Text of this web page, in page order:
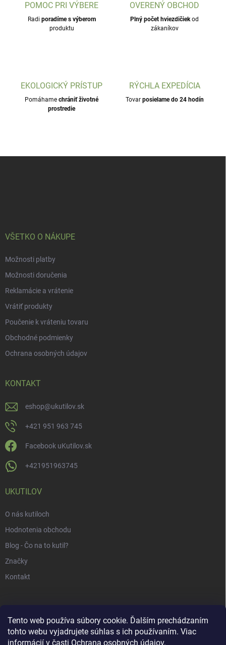
Tento web používa súbory cookie. Ďalším prechádzaním
tohto webu vyjadrujete súhlas s ich používaním. Viac
informácií v časti Ochrana osobných údajov.
POMOC PRI VÝBERE
Radi poradíme s výberom
produktu
OVERENÝ OBCHOD
Plný počet hviezdičiekod
zákaníkov
EKOLOGICKÝ PRÍSTUP
Pomáhame chrániť životné
prostredie
RÝCHLA EXPEDÍCIA
Tovar posielame do 24 hodín
VŠETKO O NÁKUPE
Možnosti platby
Možnosti doručenia
Reklamácie a vrátenie
Vrátiť produkty
Poučenie k vráteniu tovaru
Obchodné podmienky
Ochrana osobných údajov
KONTAKT
eshop@ukutilov.sk
+421 951 963 745
Facebook uKutilov.sk
+421951963745
UKUTILOV
O nás kutiloch
Hodnotenia obchodu
Blog - Čo na to kutil?
Značky
Kontakt